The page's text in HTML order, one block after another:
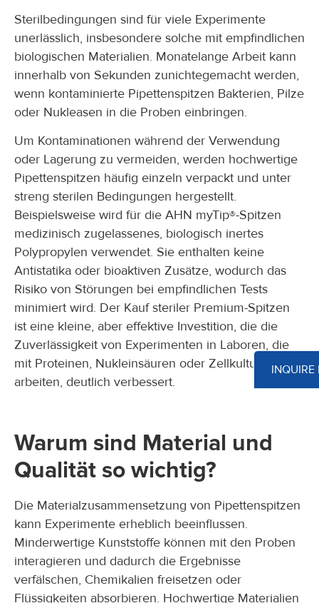
INQUIRE
Sterilbedingungen sind für viele Experimente
unerlässlich, insbesondere solche mit empfindlichen
biologischen Materialien. Monatelange Arbeit kann
innerhalb von Sekunden zunichtegemacht werden,
wenn kontaminierte Pipettenspitzen Bakterien, Pilze
oder Nukleasen in die Proben einbringen.
Um Kontaminationen während der Verwendung
oder Lagerung zu vermeiden, werden hochwertige
Pipettenspitzen häufig einzeln verpackt und unter
streng sterilen Bedingungen hergestellt.
Beispielsweise wird für die AHN myTip®-Spitzen
medizinisch zugelassenes, biologisch inertes
Polypropylen verwendet. Sie enthalten keine
Antistatika oder bioaktiven Zusätze, wodurch das
Risiko von Störungen bei empfindlichen Tests
minimiert wird. Der Kauf steriler Premium-Spitzen
ist eine kleine, aber effektive Investition, die die
Zuverlässigkeit von Experimenten in Laboren, die
mit Proteinen, Nukleinsäuren oder Zellkulturen
arbeiten, deutlich verbessert.
Warum sind Material und
Qualität so wichtig?
Die Materialzusammensetzung von Pipettenspitzen
kann Experimente erheblich beeinflussen.
Minderwertige Kunststoffe können mit den Proben
interagieren und dadurch die Ergebnisse
verfälschen, Chemikalien freisetzen oder
Flüssigkeiten absorbieren. Hochwertige Materialien